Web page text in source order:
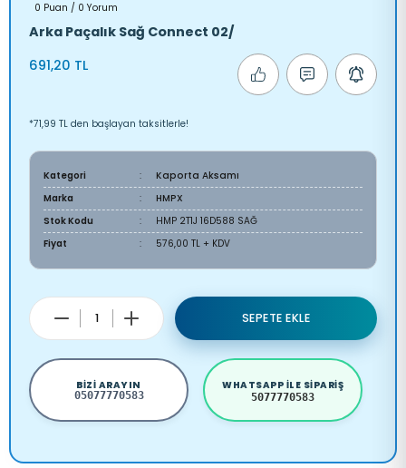
0 Puan / 0 Yorum
Arka Paçalık Sağ Connect 02/
691,20 TL
*71,99 TL den başlayan taksitlerle!
Kategori
Kaporta Aksamı
Marka
HMPX
Stok Kodu
HMP 2T1J 16D588 SAĞ
Fiyat
576,00 TL + KDV
SEPETE EKLE
BIZI ARAYIN
05077770583
WHATSAPP ILE SIPARIŞ
5077770583